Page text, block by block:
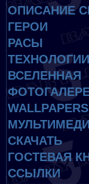
ОПИСАНИЕ
ГЕРОИ
РАСЫ
ТЕХНОЛОГИИ
ВСЕЛЕННАЯ
WALLPAPERS
СКАЧАТЬ
ГОСТЕВАЯ
ССЫЛКИ